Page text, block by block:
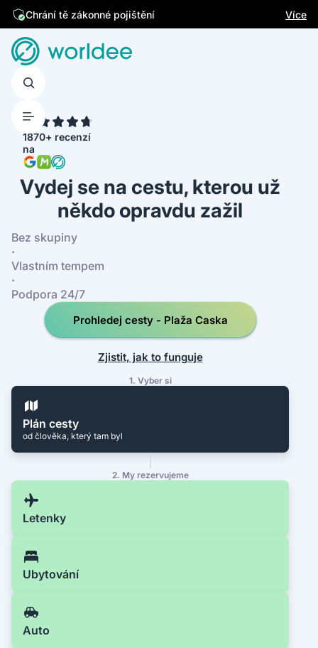
Chrání tě zákonné pojištění
Více
1870+ recenzí
na
Vydej se na cestu, kterou už
někdo opravdu zažil
Bez skupiny
·
Vlastním tempem
·
Podpora 24/7
Prohledej cesty - Plaža Caska
Zjistit, jak to funguje
1. Vyber si
Plán cesty
od člověka, který tam byl
2. My rezervujeme
Letenky
Ubytování
Auto